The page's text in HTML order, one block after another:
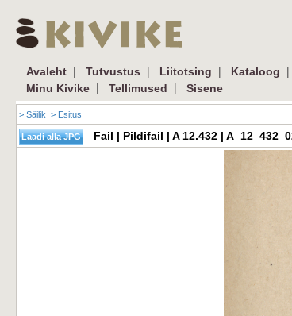
Avaleht | Tutvustus | Liitotsing | Kataloog |
Minu Kivike | Tellimused | Sisene
> Säilik > Esitus
Fail | Pildifail | A 12.432 |